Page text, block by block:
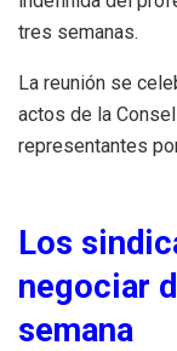
tres semanas.
La reunión se
actos de la
representantes
Los
negociar
semana